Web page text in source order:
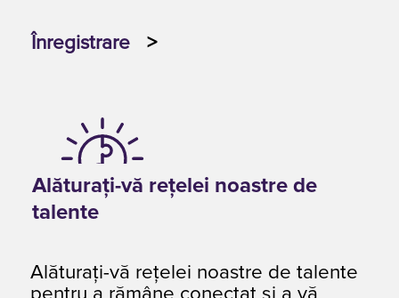
Înregistrare >
Alăturați-vă rețelei noastre de
talente
Alăturați-vă rețelei noastre de talente